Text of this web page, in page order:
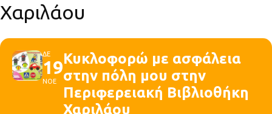
Χαριλάου
ΔΕ
19
ΝΟΕ
Κυκλοφορώ με ασφάλεια
στην πόλη μου στην
Περιφερειακή Βιβλιοθήκη
Χαριλάου